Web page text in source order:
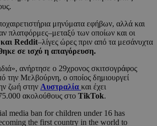
μηνύματα εφήβων, αλλά και
πλατφόρμες–μεταξύ των οποίων και οι
Reddit–λίγες ώρες πριν από τα μεσάνυχτα
σε ισχύ η απαγόρευση.
ανήρτησε ο 29χρονος σκιτσογράφος
την Μελβούρνη, ο οποίος δημιουργεί
ζωή στην Αυστραλία και έχει
ακολούθους στο TikTok.
media ban for children under 16 has
the first country in the world to